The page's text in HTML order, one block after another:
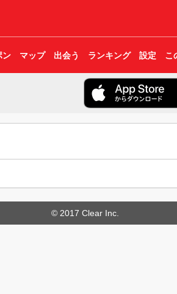
ン マップ 出会う ランキング 設定 こ
© 2017 Clear Inc.